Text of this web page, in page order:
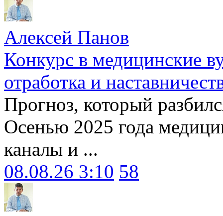
Алексей Панов
Конкурс в медицинские
отработка и
Прогноз, который
Осенью 2025 года
каналы и ...
08.08.26 3:10 58